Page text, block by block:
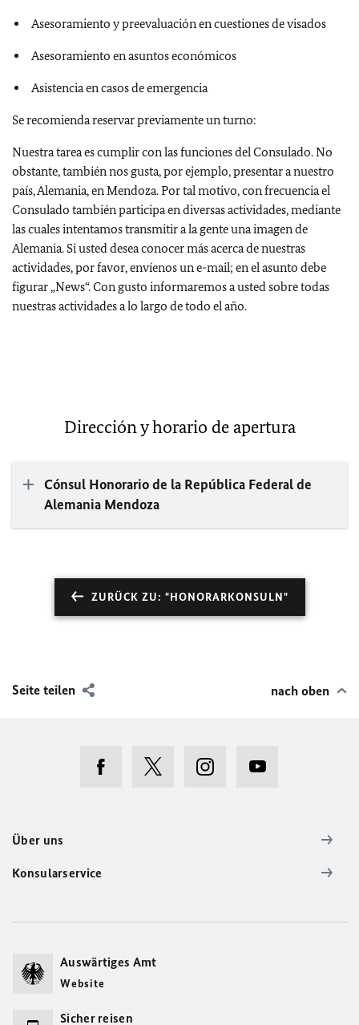
Asesoramiento y preevaluación en cuestiones de visados
Asesoramiento en asuntos económicos
Asistencia en casos de emergencia
Se recomienda reservar previamente un turno:
Nuestra tarea es cumplir con las funciones del Consulado. No
obstante, también nos gusta, por ejemplo, presentar a nuestro
país, Alemania, en Mendoza. Por tal motivo, con frecuencia el
Consulado también participa en diversas actividades, mediante
las cuales intentamos transmitir a la gente una imagen de
Alemania. Si usted desea conocer más acerca de nuestras
actividades, por favor, envíenos un e-mail; en el asunto debe
figurar „News“. Con gusto informaremos a usted sobre todas
nuestras actividades a lo largo de todo el año.
Dirección y horario de apertura
Cónsul Honorario de la República Federal de
Alemania Mendoza
ZURÜCK ZU: "HONORARKONSULN"
Seite teilen nach oben
Über uns
Konsularservice
Auswärtiges Amt
Website
Sicher reisen